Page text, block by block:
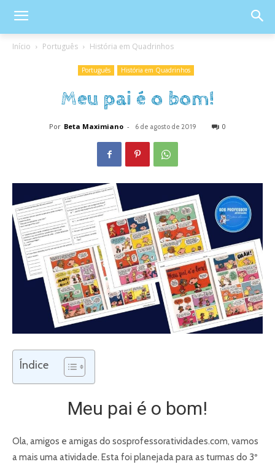
Início Português História em Quadrinhos
Português História em Quadrinhos
Meu pai é o bom!
Por Beta Maximiano - 6 de agosto de 2019 0
Índice
Meu pai é o bom!
Ola, amigos e amigas do sosprofessoratividades.com, vamos
a mais uma atividade. Esta foi planejada para as turmas do 3º